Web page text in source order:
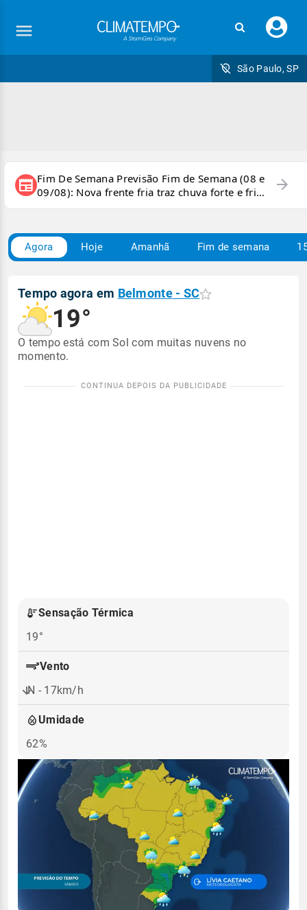
seu
São Paulo, SP
newspaper Fim De Semana Previsão Fim de Semana (08 e
09/08): Nova frente fria traz chuva forte e frio
para áreas do país
arrow_forward
Agora Hoje Amanhã Fim de semana
Tempo agora em Belmonte - SC
19°
O tempo está com Sol com muitas nuvens no
momento.
Sensação Térmica
19°
Vento
N - 17km/h
Umidade
62%